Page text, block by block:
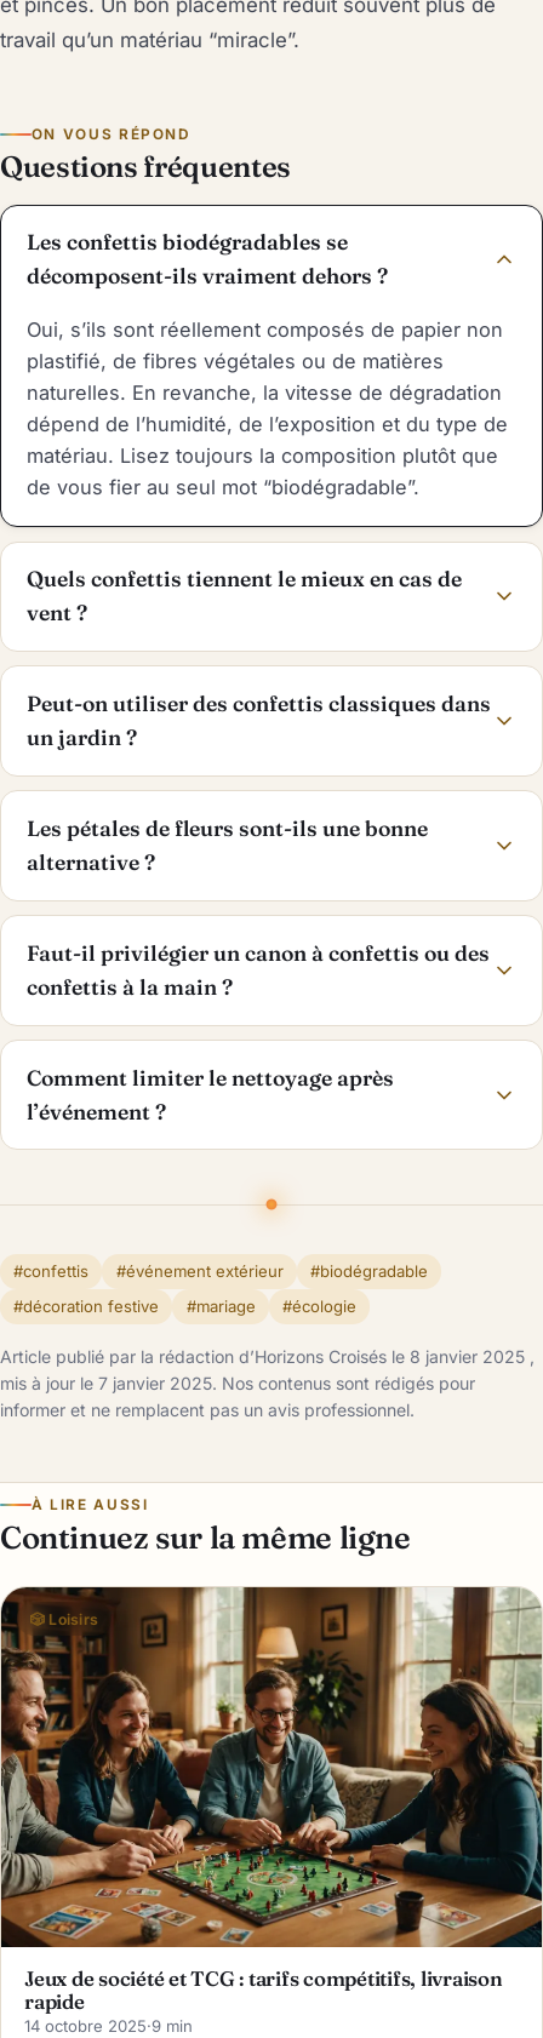
travail qu’un matériau “miracle”.
ON VOUS RÉPOND
Questions fréquentes
Les confettis biodégradables se
décomposent-ils vraiment dehors ?
Oui, s’ils sont réellement composés de papier non
plastifié, de fibres végétales ou de matières
naturelles. En revanche, la vitesse de dégradation
dépend de l’humidité, de l’exposition et du type de
matériau. Lisez toujours la composition plutôt que
de vous fier au seul mot “biodégradable”.
Quels confettis tiennent le mieux en cas de
vent ?
Peut-on utiliser des confettis classiques dans
un jardin ?
Les pétales de fleurs sont-ils une bonne
alternative ?
Faut-il privilégier un canon à confettis ou des
confettis à la main ?
Comment limiter le nettoyage après
l’événement ?
#confettis #événement extérieur
#biodégradable
#décoration festive
#mariage #écologie
Article publié par la rédaction d’Horizons Croisés le 8 janvier 2025 ,
mis à jour le 7 janvier 2025. Nos contenus sont rédigés pour
informer et ne remplacent pas un avis professionnel.
À LIRE AUSSI
Continuez sur la même ligne
🎲 Loisirs
Jeux de société et TCG : tarifs compétitifs, livraison
rapide
14 octobre 2025·9 min